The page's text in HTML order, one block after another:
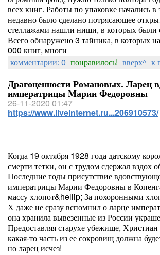
всех книг. Работы по упаковке начались в
недавно было сделано потрясающее
стеллажами нашли ниши, в которых были
Всего обнаружено 3 тайника, в которых
000 книг, многи
комментарии: 0 понравилось! вверх^ к
Драгоценности Романовых. Ларец
императрицы Марии Федоровны
26-11-2020 01:47
https://www.liveinternet.ru...206910573/
Когда 19 октября 1928 года датскому
смерти тетки, он с трудом сдержал вздох
Последние годы присутствие
императрицы Марии Федоровны в
массу хлопот&hellip; За похоронными
Х даже не сразу вспомнил о ларце
она хранила вывезенные из России
Предоставляя старухе убежище, Христиан
какая-то часть из ее сокровищ должна
но ларец исчез!